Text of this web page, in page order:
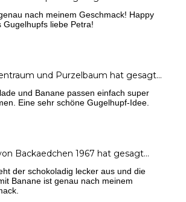
nach meinem Geschmack! Happy
Gugelhupfs liebe Petra!
und Purzelbaum hat gesagt…
und Banane passen einfach super
Eine sehr schöne Gugelhupf-Idee.
Backaedchen 1967 hat gesagt…
der schokoladig lecker aus und die
Banane ist genau nach meinem